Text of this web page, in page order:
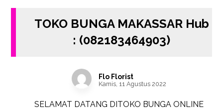
TOKO BUNGA MAKASSAR Hub
: (082183464903)
Flo Florist
Kamis, 11 Agustus 2022
SELAMAT DATANG DITOKO BUNGA ONLINE